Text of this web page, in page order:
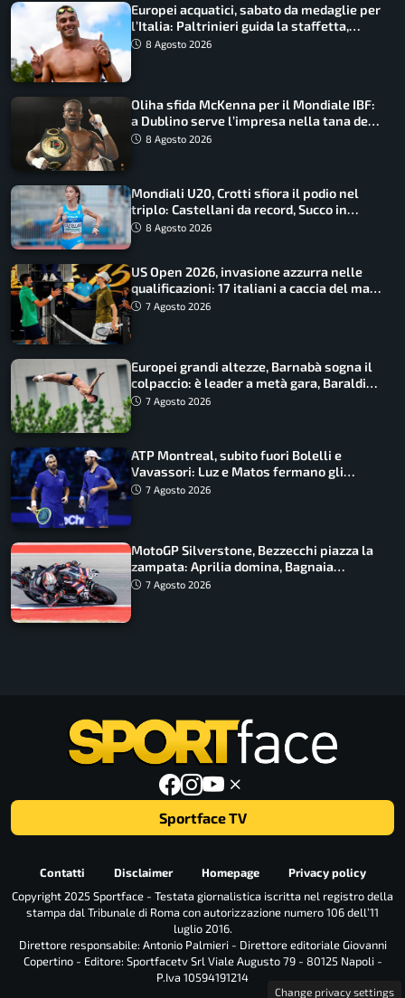
Europei acquatici, sabato da medaglie per
l’Italia: Paltrinieri guida la staffetta,
Barnabà sogna l’oro dalle grandi altezze
8 Agosto 2026
Oliha sfida McKenna per il Mondiale IBF:
a Dublino serve l’impresa nella tana del
lupo8 Agosto 2026
Mondiali U20, Crotti sfiora il podio nel
triplo: Castellani da record, Succo in
finale
8 Agosto 2026
US Open 2026, invasione azzurra nelle
qualificazioni: 17 italiani a caccia del main
draw7 Agosto 2026
Europei grandi altezze, Barnabà sogna il
colpaccio: è leader a metà gara, Baraldi
ancora in corsa
7 Agosto 2026
ATP Montreal, subito fuori Bolelli e
Vavassori: Luz e Matos fermano gli
azzurri
7 Agosto 2026
MotoGP Silverstone, Bezzecchi piazza la
zampata: Aprilia domina, Bagnaia
costretto al Q1
7 Agosto 2026
Sportface TV
Contatti Disclaimer Homepage
Privacy policy
Copyright 2025 Sportface - Testata giornalistica iscritta nel registro della
stampa dal Tribunale di Roma con autorizzazione numero 106 dell’11
luglio 2016.
Direttore responsabile: Antonio Palmieri - Direttore editoriale Giovanni
Copertino - Editore: Sportfacetv Srl Viale Augusto 79 - 80125 Napoli -
P.Iva 10594191214
Change privacy settings